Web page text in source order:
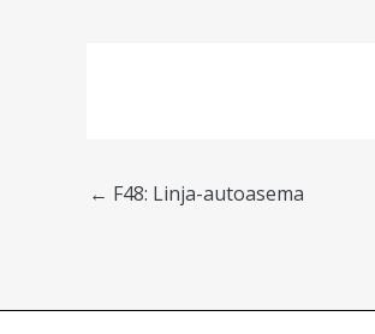
← F48: Linja-autoasema